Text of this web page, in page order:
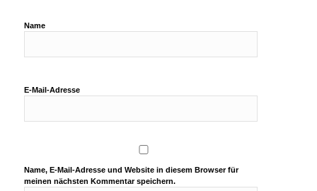
Name
E-Mail-Adresse
Name, E-Mail-Adresse und Website in diesem Browser für
meinen nächsten Kommentar speichern.